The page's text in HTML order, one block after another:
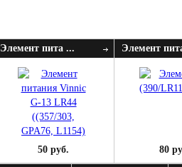
Элемент пита ...
50 руб.
Элемент
80